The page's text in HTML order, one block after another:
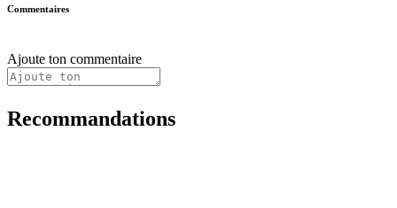
Commentaires
Ajoute ton commentaire
Recommandations